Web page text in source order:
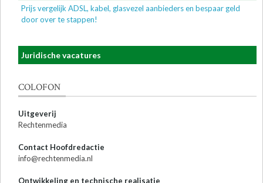
Prijs vergelijk ADSL, kabel, glasvezel aanbieders en bespaar geld
door over te stappen!
Juridische vacatures
COLOFON
Uitgeverij
Rechtenmedia
Contact Hoofdredactie
info@rechtenmedia.nl
Ontwikkeling en technische realisatie